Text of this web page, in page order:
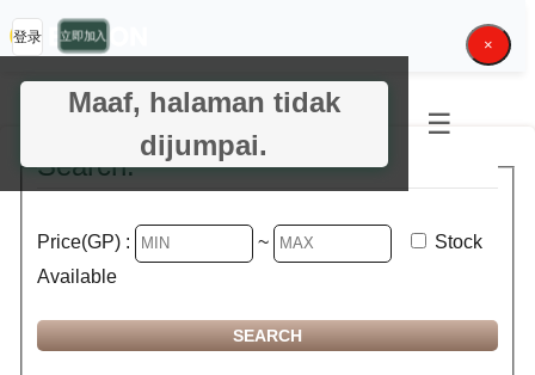
登录 立即加入 ×
Maaf, halaman tidak
dijumpai.
☰
Search:
Price(GP) : ~
Stock
Available